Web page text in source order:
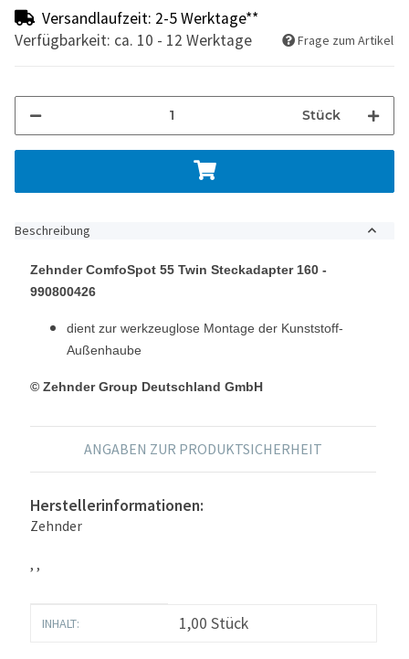
Versandlaufzeit: 2-5 Werktage**
Verfügbarkeit: ca. 10 - 12 Werktage
Frage zum Artikel
Stück
Beschreibung
Zehnder ComfoSpot 55 Twin Steckadapter 160 -
990800426
dient zur werkzeuglose Montage der Kunststoff-
Außenhaube
© Zehnder Group Deutschland GmbH
ANGABEN ZUR PRODUKTSICHERHEIT
Herstellerinformationen:
Zehnder
, ,
Produkteigenschaft
Wert
INHALT: 1,00 Stück